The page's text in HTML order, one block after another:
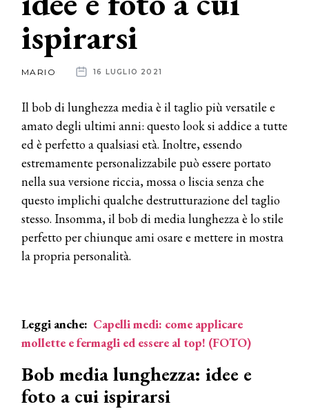
News
dalle
ispirarsi
MARIO 16 LUGLIO 2021
Il bob di lunghezza media è il taglio più versatile e
amato degli ultimi anni: questo look si addice a tutte
ed è perfetto a qualsiasi età. Inoltre, essendo
estremamente personalizzabile può essere portato
nella sua versione riccia, mossa o liscia senza che
questo implichi qualche destrutturazione del taglio
stesso. Insomma, il bob di media lunghezza è lo stile
perfetto per chiunque ami osare e mettere in mostra
la propria personalità.
Leggi anche: Capelli medi: come applicare
mollette e fermagli ed essere al top! (FOTO)
Bob media lunghezza: idee e
foto a cui ispirarsi